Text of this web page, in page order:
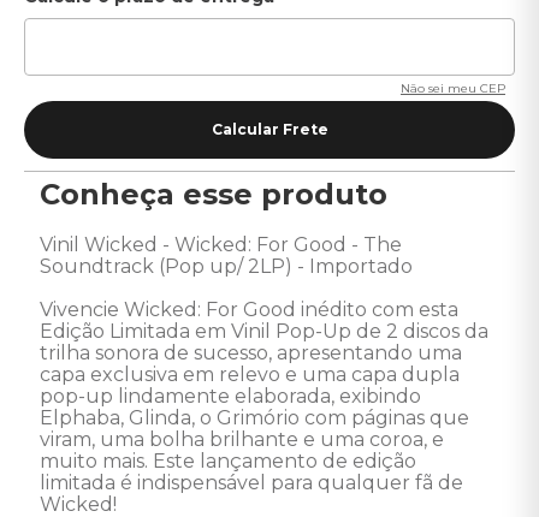
Não sei meu CEP
Conheça esse produto
Vinil Wicked - Wicked: For Good - The
Soundtrack (Pop up/ 2LP) - Importado
Vivencie Wicked: For Good inédito com esta
Edição Limitada em Vinil Pop-Up de 2 discos da
trilha sonora de sucesso, apresentando uma
capa exclusiva em relevo e uma capa dupla
pop-up lindamente elaborada, exibindo
Elphaba, Glinda, o Grimório com páginas que
viram, uma bolha brilhante e uma coroa, e
muito mais. Este lançamento de edição
limitada é indispensável para qualquer fã de
Wicked!